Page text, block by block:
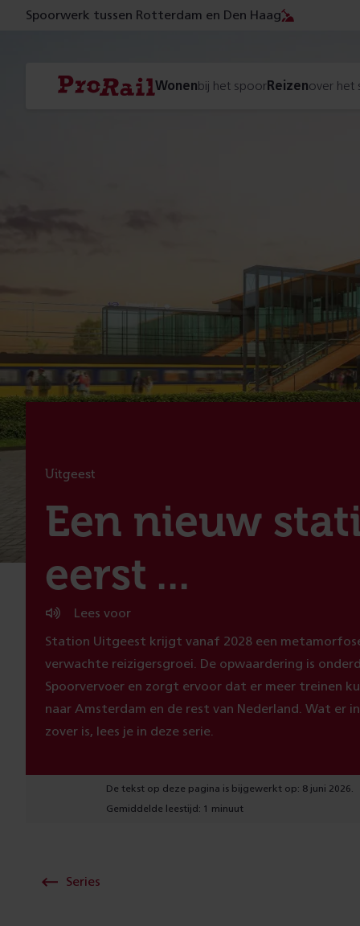
Spoorwerk tussen Rotterdam en Den Haag
Navigatie
Homepage Wonenbij het spoorReizenover het
Uitgeest
:
Een nieuw
eerst ...
Lees voor
Station Uitgeest krijgt vanaf 2028 een
verwachte reizigersgroei. De opwaardering is
Spoorvervoer en zorgt ervoor dat er meer treinen
naar Amsterdam en de rest van Nederland. Wat er
zover is, lees je in deze serie.
De tekst op deze pagina is bijgewerkt op: 8 juni 2026.
Gemiddelde leestijd: 1 minuut
Series